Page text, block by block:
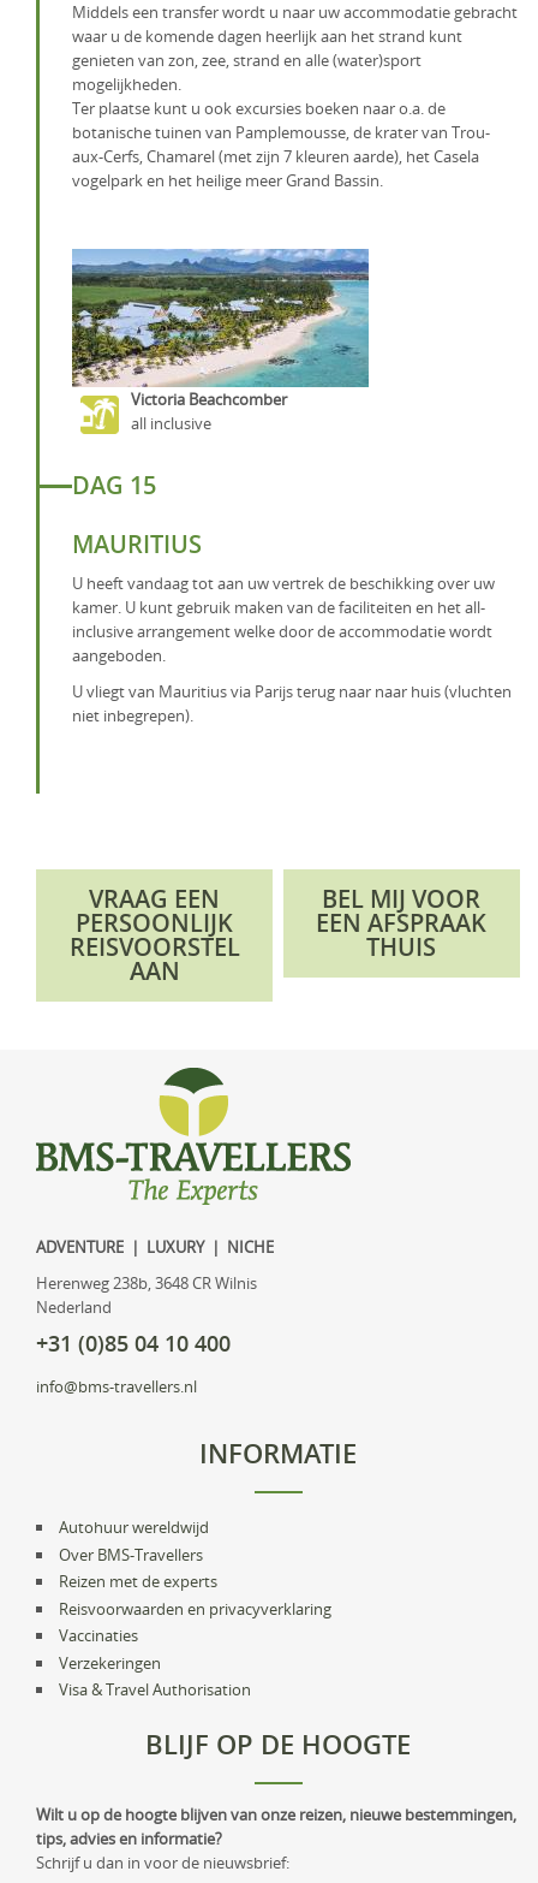
Middels een transfer wordt u naar uw accommodatie gebracht
waar u de komende dagen heerlijk aan het strand kunt
genieten van zon, zee, strand en alle (water)sport
mogelijkheden.
Ter plaatse kunt u ook excursies boeken naar o.a. de
botanische tuinen van Pamplemousse, de krater van Trou-
aux-Cerfs, Chamarel (met zijn 7 kleuren aarde), het Casela
vogelpark en het heilige meer Grand Bassin.
Victoria Beachcomber
all inclusive
DAG 15
MAURITIUS
U heeft vandaag tot aan uw vertrek de beschikking over uw
kamer. U kunt gebruik maken van de faciliteiten en het all-
inclusive arrangement welke door de accommodatie wordt
aangeboden.
U vliegt van Mauritius via Parijs terug naar naar huis (vluchten
niet inbegrepen).
VRAAG EEN
PERSOONLIJK
REISVOORSTEL
AAN
BEL MIJ VOOR
EEN AFSPRAAK
THUIS
ADVENTURE | LUXURY | NICHE
Herenweg 238b, 3648 CR Wilnis
Nederland
+31 (0)85 04 10 400
info@bms-travellers.nl
INFORMATIE
Autohuur wereldwijd
Over BMS-Travellers
Reizen met de experts
Reisvoorwaarden en privacyverklaring
Vaccinaties
Verzekeringen
Visa & Travel Authorisation
BLIJF OP DE HOOGTE
Wilt u op de hoogte blijven van onze reizen, nieuwe bestemmingen,
tips, advies en informatie?
Schrijf u dan in voor de nieuwsbrief: